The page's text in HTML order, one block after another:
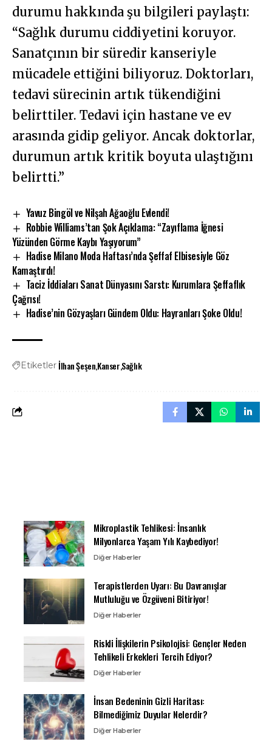
durumu hakkında şu bilgileri paylaştı:
“Sağlık durumu ciddiyetini koruyor.
Sanatçının bir süredir kanseriyle
mücadele ettiğini biliyoruz. Doktorları,
tedavi sürecinin artık tükendiğini
belirttiler. Tedavi için hastane ve ev
arasında gidip geliyor. Ancak doktorlar,
durumun artık kritik boyuta ulaştığını
belirtti.”
Yavuz Bingöl ve Nilşah Ağaoğlu Evlendi!
Robbie Williams’tan Şok Açıklama: “Zayıflama İğnesi
Yüzünden Görme Kaybı Yaşıyorum”
Hadise Milano Moda Haftası’nda Şeffaf Elbisesiyle Göz
Kamaştırdı!
Taciz İddiaları Sanat Dünyasını Sarstı: Kurumlara Şeffaflık
Çağrısı!
Hadise’nin Gözyaşları Gündem Oldu: Hayranları Şoke Oldu!
Etiketlerİlhan ŞeşenKanserSağlık
Mikroplastik Tehlikesi: İnsanlık
Milyonlarca Yaşam Yılı Kaybediyor!
Diğer Haberler
Terapistlerden Uyarı: Bu Davranışlar
Mutluluğu ve Özgüveni Bitiriyor!
Diğer Haberler
Riskli İlişkilerin Psikolojisi: Gençler Neden
Tehlikeli Erkekleri Tercih Ediyor?
Diğer Haberler
İnsan Bedeninin Gizli Haritası:
Bilmediğimiz Duyular Nelerdir?
Diğer Haberler